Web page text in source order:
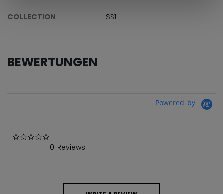
COLLECTION
SS1
BEWERTUNGEN
Powered by
0 Reviews